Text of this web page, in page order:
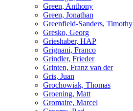
Green, Anthony
Green, Jonathan
Greenfield-Sanders, Timothy
Gresko, Georg
Grieshaber, HAP
Grignani, Franco
Grindler, Frieder
Grinten, Franz van der
Gris, Juan
Grochowiak, Thomas
Groening, Matt
Gromaire, Marcel